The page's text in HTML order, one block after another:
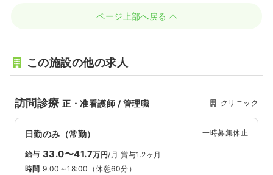
ページ上部へ戻る
この施設の他の求人
訪問診療正・准看護師 / 管理職 クリニック
日勤のみ（常勤） 一時募集休止
給与 33.0〜41.7万円/月 賞与1.2ヶ月
時間 9:00～18:00 （休憩60分）